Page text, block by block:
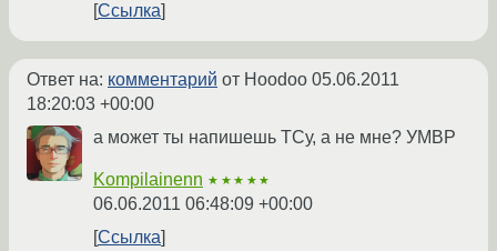
Ссылка
Ответ на: комментарий от Hoodoo 05.06.2011
18:20:03 +00:00
а может ты напишешь ТСу, а не мне? УМВР
Kompilainenn ★★★★★
06.06.2011 06:48:09 +00:00
Ссылка